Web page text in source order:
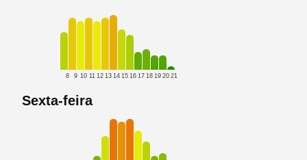
8 9 10 11 12 13 14 15 16 17 18 19 20 21
Sexta-feira